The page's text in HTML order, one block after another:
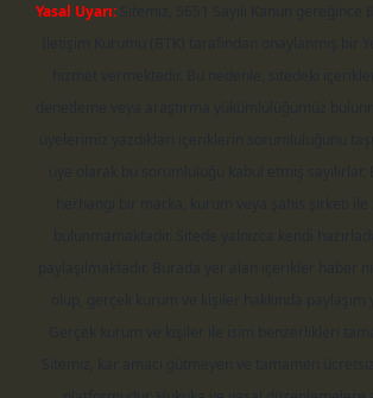
Yasal Uyarı: